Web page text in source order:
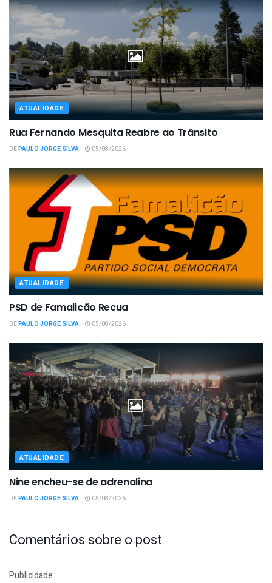
ATUALIDADE
Rua Fernando Mesquita Reabre ao Trânsito
DEPAULO JORGE SILVA 05/08/2026
ATUALIDADE
PSD de Famalicão Recua
DEPAULO JORGE SILVA 05/08/2026
ATUALIDADE
Nine encheu-se de adrenalina
DEPAULO JORGE SILVA 05/08/2026
Comentários sobre o post
Publicidade